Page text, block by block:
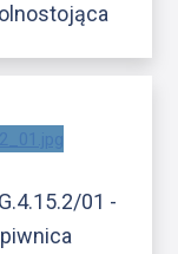
01 -